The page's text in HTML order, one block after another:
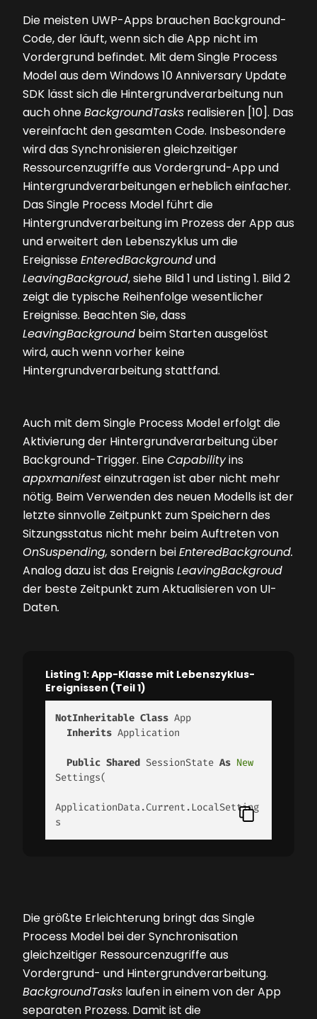
Die meisten UWP-Apps brauchen Background-
Code, der läuft, wenn sich die App nicht im
Vordergrund befindet. Mit dem Single Process
Model aus dem Windows 10 Anniversary Update
SDK lässt sich die Hintergrundverarbeitung nun
auch ohneBackgroundTasks realisieren [10]. Das
vereinfacht den gesamten Code. Insbesondere
wird das Synchronisieren gleichzeitiger
Ressourcenzugriffe aus Vordergrund-App und
Hintergrundverarbeitungen erheblich einfacher.
Das Single Process Model führt die
Hintergrundverarbeitung im Prozess der App aus
und erweitert den Lebenszyklus um die
EreignisseEnteredBackgroundund
LeavingBackgroud, siehe Bild 1 und Listing 1. Bild 2
zeigt die typische Reihenfolge wesentlicher
Ereignisse. Beachten Sie, dass
LeavingBackground beim Starten ausgelöst
wird, auch wenn vorher keine
Hintergrundverarbeitung stattfand.
Auch mit dem Single Process Model erfolgt die
Aktivierung der Hintergrundverarbeitung über
Background-Trigger. EineCapabilityins
appxmanifesteinzutragen ist aber nicht mehr
nötig. Beim Verwenden des neuen Modells ist der
letzte sinnvolle Zeitpunkt zum Speichern des
Sitzungsstatus nicht mehr beim Auftreten von
OnSuspending, sondern beiEnteredBackground.
Analog dazu ist das Ereignis LeavingBackgroud
der beste Zeitpunkt zum Aktualisieren von UI-
Daten.
Listing 1: App-Klasse mit Lebenszyklus-
Ereignissen (Teil 1)
NotInheritable Class App
Inherits Application
Public Shared SessionState As New
Settings(
ApplicationData.Current.LocalSetting
s
Die größte Erleichterung bringt das Single
Process Model bei der Synchronisation
gleichzeitiger Ressourcenzugriffe aus
Vordergrund- und Hintergrundverarbeitung.
BackgroundTasks laufen in einem von der App
separaten Prozess. Damit ist die